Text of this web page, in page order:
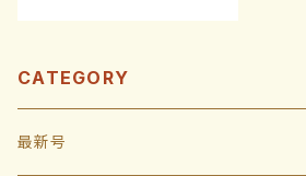
CATEGORY
最新号